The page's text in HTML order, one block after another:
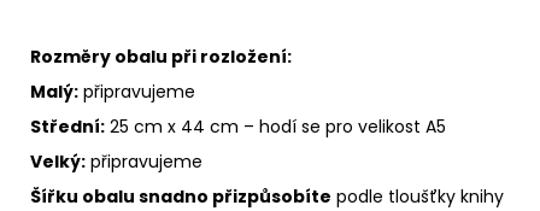
Rozměry obalu při rozložení:
Malý: připravujeme
Střední: 25 cm x 44 cm – hodí se pro velikost A5
Velký: připravujeme
Šířku obalu snadno přizpůsobíte podle tloušťky knihy